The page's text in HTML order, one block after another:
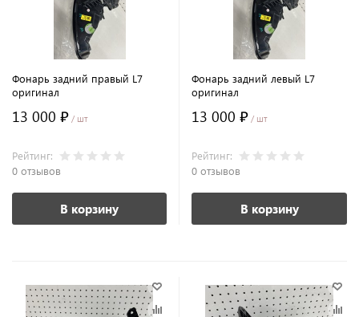
Фонарь задний правый L7
оригинал
13 000 ₽ / шт
Рейтинг:
0 отзывов
В корзину
Фонарь задний левый L7
оригинал
13 000 ₽ / шт
Рейтинг:
0 отзывов
В корзину